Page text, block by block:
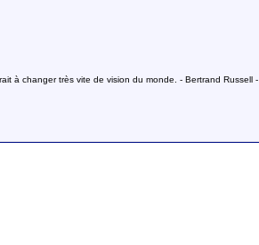
à changer très vite de vision du monde. - Bertrand Russell -